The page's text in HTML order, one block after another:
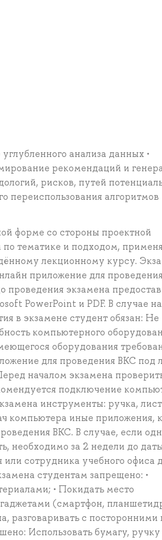
анализа данных •
рекомендаций и
рисков, путей
переиспользования алгоритмов
форме со стороны проектной
по тематике и подходом,
лекционному курсу.
приложение для
проведения экзамена
PowerPoint и PDF. В случае
в экзамене студент обязан: Не
компьютерного
оборудования
для проведения ВКС под
началом экзамена
подключение
инструменты: ручка,
компьютера иные приложения,
ВКС. В случае, если
необходимо за 2 недели до
сотрудника учебного офиса
студентам запрещено: •
• Покидать место
(смартфон,
разговаривать с посторонними
Использовать бумагу, ручку